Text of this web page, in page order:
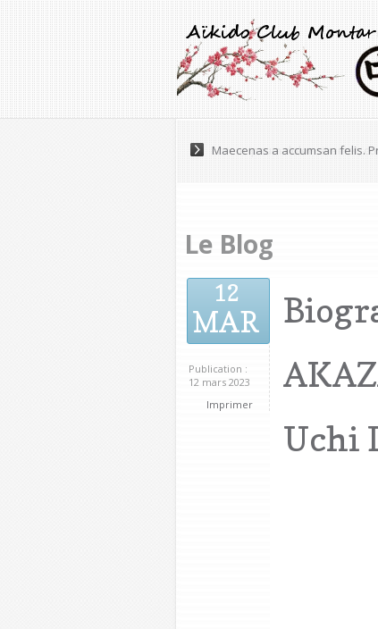
Maecenas a accumsan felis.
Le Blog
12
MAR
Publication :
12 mars 2023
Imprimer
Uchi